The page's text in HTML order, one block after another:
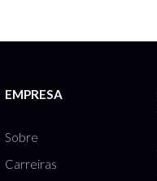
EMPRESA
Sobre
Carreiras